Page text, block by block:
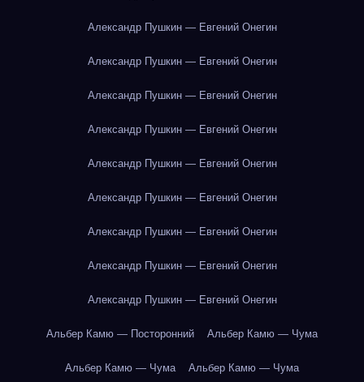
Александр Пушкин — Евгений Онегин
Александр Пушкин — Евгений Онегин
Александр Пушкин — Евгений Онегин
Александр Пушкин — Евгений Онегин
Александр Пушкин — Евгений Онегин
Александр Пушкин — Евгений Онегин
Александр Пушкин — Евгений Онегин
Александр Пушкин — Евгений Онегин
Александр Пушкин — Евгений Онегин
Альбер Камю — Посторонний Альбер Камю — Чума
Альбер Камю — Чума Альбер Камю — Чума